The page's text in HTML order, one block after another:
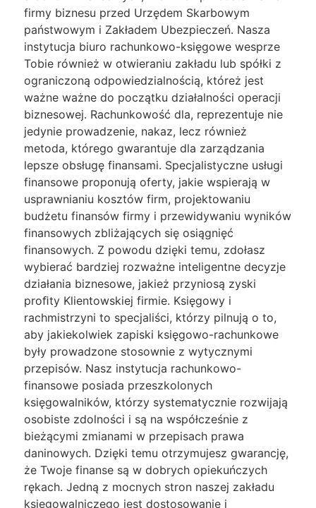
firmy biznesu przed Urzędem Skarbowym
państwowym i Zakładem Ubezpieczeń. Nasza
instytucja biuro rachunkowo-księgowe wesprze
Tobie również w otwieraniu zakładu lub spółki z
ograniczoną odpowiedzialnością, któreż jest
ważne ważne do początku działalności operacji
biznesowej. Rachunkowość dla, reprezentuje nie
jedynie prowadzenie, nakaz, lecz również
metoda, którego gwarantuje dla zarządzania
lepsze obsługę finansami. Specjalistyczne usługi
finansowe proponują oferty, jakie wspierają w
usprawnianiu kosztów firm, projektowaniu
budżetu finansów firmy i przewidywaniu wyników
finansowych zbliżających się osiągnięć
finansowych. Z powodu dzięki temu, zdołasz
wybierać bardziej rozważne inteligentne decyzje
działania biznesowe, jakież przyniosą zyski
proﬁty Klientowskiej firmie. Księgowy i
rachmistrzyni to specjaliści, którzy pilnują o to,
aby jakiekolwiek zapiski księgowo-rachunkowe
były prowadzone stosownie z wytycznymi
przepisów. Nasz instytucja rachunkowo-
finansowe posiada przeszkolonych
księgowalników, którzy systematycznie rozwijają
osobiste zdolności i są na współcześnie z
bieżącymi zmianami w przepisach prawa
daninowych. Dzięki temu otrzymujesz gwarancję,
że Twoje finanse są w dobrych opiekuńczych
rękach. Jedną z mocnych stron naszej zakładu
księgowalniczego jest dostosowanie i